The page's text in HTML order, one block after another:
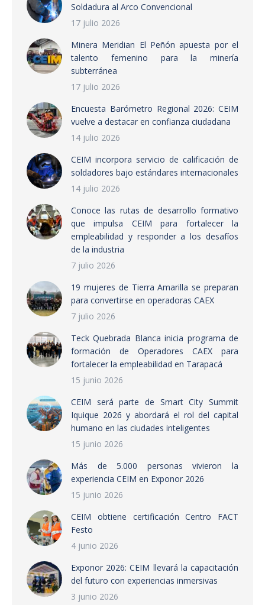
Soldadura al Arco Convencional
17 julio 2026
Minera Meridian El Peñón apuesta por el
talento femenino para la minería
subterránea
17 julio 2026
Encuesta Barómetro Regional 2026: CEIM
vuelve a destacar en confianza ciudadana
14 julio 2026
CEIM incorpora servicio de calificación de
soldadores bajo estándares internacionales
14 julio 2026
Conoce las rutas de desarrollo formativo
que impulsa CEIM para fortalecer la
empleabilidad y responder a los desafíos
de la industria
7 julio 2026
19 mujeres de Tierra Amarilla se preparan
para convertirse en operadoras CAEX
7 julio 2026
Teck Quebrada Blanca inicia programa de
formación de Operadores CAEX para
fortalecer la empleabilidad en Tarapacá
15 junio 2026
CEIM será parte de Smart City Summit
Iquique 2026 y abordará el rol del capital
humano en las ciudades inteligentes
15 junio 2026
Más de 5.000 personas vivieron la
experiencia CEIM en Exponor 2026
15 junio 2026
CEIM obtiene certificación Centro FACT
Festo
4 junio 2026
Exponor 2026: CEIM llevará la capacitación
del futuro con experiencias inmersivas
3 junio 2026